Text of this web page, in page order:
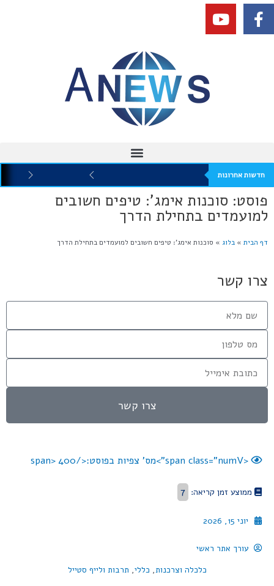
חדשות אחרונות
פוסט: סוכנות אימג': טיפים חשובים
למועמדים בתחילת הדרך
דף הבית » בלוג » סוכנות אימג’: טיפים חשובים למועמדים בתחילת הדרך
<span class="numV">מס' צפיות בפוסט:</span> 400
ממוצע זמן קריאה: 7
יוני 15, 2026
עורך אתר ראשי
כלכלה וצרכנות, כללי, תרבות ולייף סטייל
צרו קשר
צרו קשר